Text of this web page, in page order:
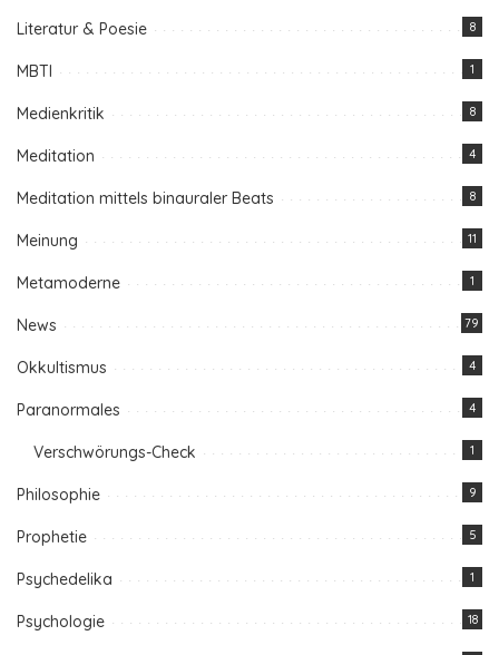
Literatur & Poesie 8
MBTI 1
Medienkritik 8
Meditation 4
Meditation mittels binauraler Beats 8
Meinung 11
Metamoderne 1
News 79
Okkultismus 4
Paranormales 4
Verschwörungs-Check 1
Philosophie 9
Prophetie 5
Psychedelika 1
Psychologie 18